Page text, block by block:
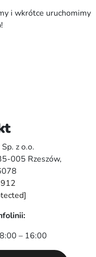
i wkrótce uruchomimy
z o.o.
005 Rzeszów,
– 16:00